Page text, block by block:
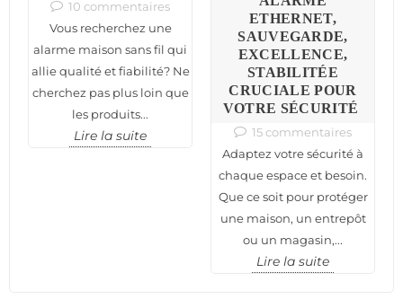
10 commentaires
Vous recherchez une
alarme maison sans fil qui
allie qualité et fiabilité? Ne
cherchez pas plus loin que
les produits...
Lire la suite
ETHERNET,
SAUVEGARDE,
EXCELLENCE,
STABILITÉE
CRUCIALE POUR
VOTRE SÉCURITÉ
15 commentaires
Adaptez votre sécurité à
chaque espace et besoin.
Que ce soit pour protéger
une maison, un entrepôt
ou un magasin,...
Lire la suite